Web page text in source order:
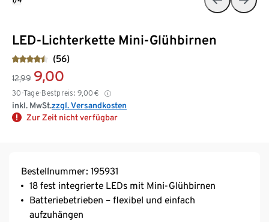
LED-Lichterkette Mini-Glühbirnen
(56)
12,99 9,00
30-Tage-Bestpreis: 9,00 €
inkl. MwSt.zzgl. Versandkosten
Zur Zeit nicht verfügbar
Bestellnummer: 195931
18 fest integrierte LEDs mit Mini-Glühbirnen
Batteriebetrieben – flexibel und einfach
aufzuhängen